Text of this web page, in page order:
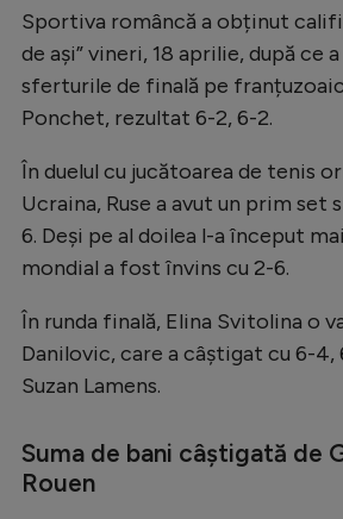
Campionate
Starurile fotbalului
EURO 2024
Clasamente
Tenis
Handbal
Formula 1
Sportiva româncă a obținut
de ași” vineri, 18 aprilie, după ce
sferturile de finală pe
Ponchet, rezultat 6-2, 6-2.
În duelul cu jucătoarea de tenis
Ucraina, Ruse a avut un prim set
6. Deși pe al doilea l-a început
mondial a fost învins cu 2-6.
În runda finală, Elina Svitolina o
Danilovic, care a câștigat cu 6-4,
Suzan Lamens.
Suma de bani câștigată de
Rouen